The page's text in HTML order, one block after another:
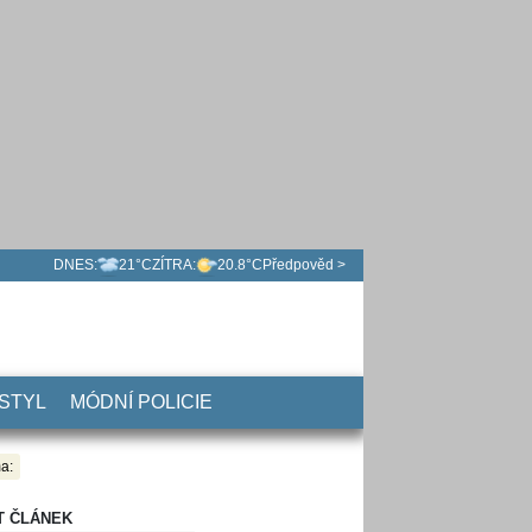
DNES: 21°CZÍTRA: 20.8°C Předpověd >
MÓDNÍ POLICIE
ČLÁNEK